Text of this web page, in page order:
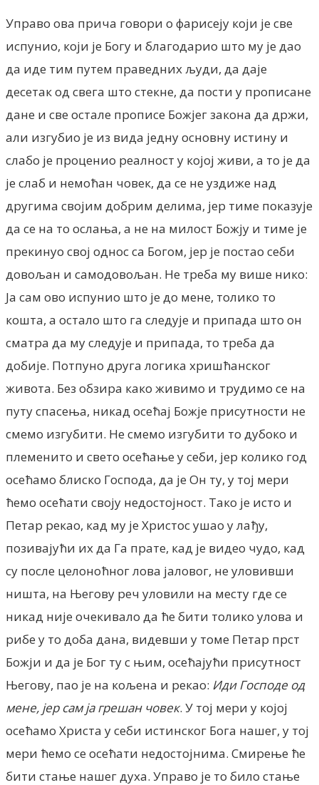
Управо ова прича говори о фарисеју који је све
испунио, који је Богу и благодарио што му је дао
да иде тим путем праведних људи, да даје
десетак од свега што стекне, да пости у прописане
дане и све остале прописе Божјег закона да држи,
али изгубио је из вида једну основну истину и
слабо је проценио реалност у којој живи, а то је да
је слаб и немоћан човек, да се не уздиже над
другима својим добрим делима, јер тиме показује
да се на то ослања, а не на милост Божју и тиме је
прекинуо свој однос са Богом, јер је постао себи
довољан и самодовољан. Не треба му више нико:
Ја сам ово испунио што је до мене, толико то
кошта, а остало што га следује и припада што он
сматра да му следује и припада, то треба да
добије. Потпуно друга логика хришћанског
живота. Без обзира како живимо и трудимо се на
путу спасења, никад осећај Божје присутности не
смемо изгубити. Не смемо изгубити то дубоко и
племенито и свето осећање у себи, јер колико год
осећамо блиско Господа, да је Он ту, у тој мери
ћемо осећати своју недостојност. Тако је исто и
Петар рекао, кад му је Христос ушао у лађу,
позивајући их да Га прате, кад је видео чудо, кад
су после целоноћног лова јаловог, не уловивши
ништа, на Његову реч уловили на месту где се
никад није очекивало да ће бити толико улова и
рибе у то доба дана, видевши у томе Петар прст
Божји и да је Бог ту с њим, осећајући присутност
Његову, пао је на кољена и рекао: Иди Господе од
мене, јер сам ја грешан човек. У тој мери у којој
осећамо Христа у себи истинског Бога нашег, у тој
мери ћемо се осећати недостојнима. Смирење ће
бити стање нашег духа. Управо је то било стање